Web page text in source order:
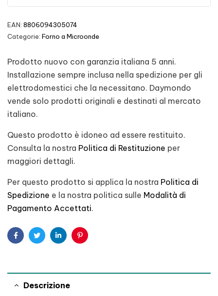
EAN: 8806094305074
Categorie: Forno a Microonde
Prodotto nuovo con garanzia italiana 5 anni.
Installazione sempre inclusa nella spedizione per gli
elettrodomestici che la necessitano. Daymondo
vende solo prodotti originali e destinati al mercato
italiano.
Questo prodotto è idoneo ad essere restituito.
Consulta la nostra Politica di Restituzione per
maggiori dettagli.
Per questo prodotto si applica la nostra Politica di
Spedizione e la nostra politica sulle Modalità di
Pagamento Accettati.
FacebookTwitterLinkedinPinterest
Descrizione